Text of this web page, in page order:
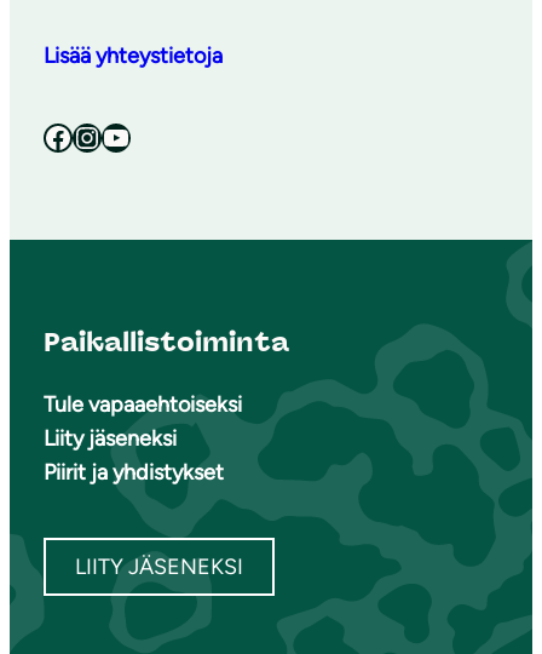
Lisää yhteystietoja
Facebook InstagramYouTube
Paikallistoiminta
Tule vapaaehtoiseksi
Liity jäseneksi
Piirit ja yhdistykset
LIITY JÄSENEKSI